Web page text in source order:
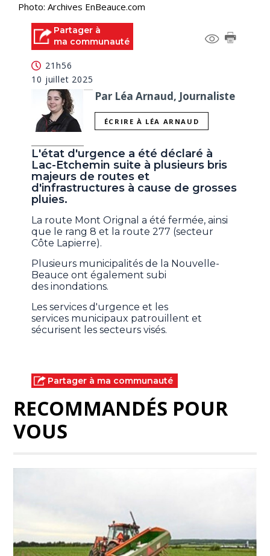
Photo: Archives EnBeauce.com
Partager à
ma communauté
21h56
10 juillet 2025
Par Léa Arnaud, Journaliste
ÉCRIRE À LÉA ARNAUD
L'état d'urgence a été déclaré à
Lac-Etchemin suite à plusieurs bris
majeurs de routes et
d'infrastructures à cause de grosses
pluies.
La route Mont Orignal a été fermée, ainsi
que le rang 8 et la route 277 (secteur
Côte Lapierre).
Plusieurs municipalités de la Nouvelle-
Beauce ont également subi
des inondations.
Les services d'urgence et les
services municipaux patrouillent et
sécurisent les secteurs visés.
Partager à ma communauté
RECOMMANDÉS POUR
VOUS